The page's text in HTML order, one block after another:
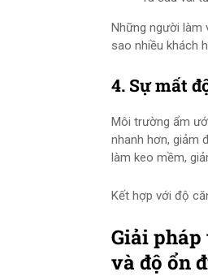
Những người làm
sao nhiều khách
4. Sự mất
Môi trường ẩm
nhanh hơn, giảm
làm keo mềm,
Kết hợp với độ
Giải
và độ ổn